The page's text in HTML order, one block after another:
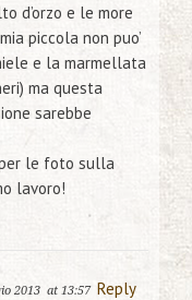
d’orzo e le more
piccola non puo’
e la marmellata
ma questa
sarebbe
le foto sulla
lavoro!
2013 at 13:57 Reply